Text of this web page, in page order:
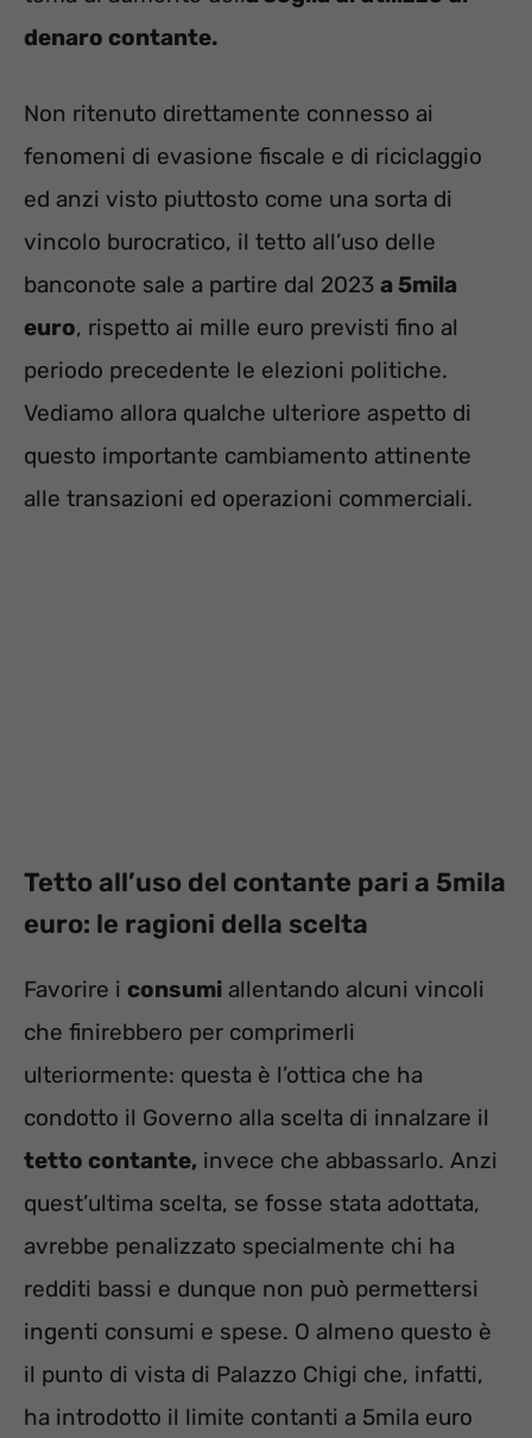
denaro contante.
Non ritenuto direttamente connesso ai
fenomeni di evasione fiscale e di riciclaggio
ed anzi visto piuttosto come una sorta di
vincolo burocratico, il tetto all’uso delle
banconote sale a partire dal 2023 a 5mila
euro, rispetto ai mille euro previsti fino al
periodo precedente le elezioni politiche.
Vediamo allora qualche ulteriore aspetto di
questo importante cambiamento attinente
alle transazioni ed operazioni commerciali.
Tetto all’uso del contante pari a 5mila
euro: le ragioni della scelta
Favorire i consumi allentando alcuni vincoli
che finirebbero per comprimerli
ulteriormente: questa è l’ottica che ha
condotto il Governo alla scelta di innalzare il
tetto contante, invece che abbassarlo. Anzi
quest’ultima scelta, se fosse stata adottata,
avrebbe penalizzato specialmente chi ha
redditi bassi e dunque non può permettersi
ingenti consumi e spese. O almeno questo è
il punto di vista di Palazzo Chigi che, infatti,
ha introdotto il limite contanti a 5mila euro